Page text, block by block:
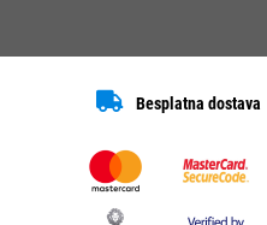
Besplatna dostava